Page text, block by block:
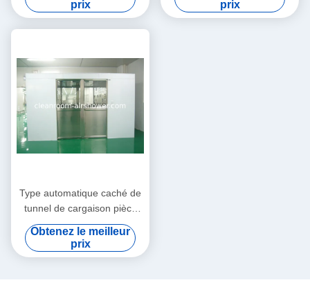
coulissantes automatiques
de feuille
prix
prix
Type automatique caché de
tunnel de cargaison pièce
propre de douche d'air avec
les portes coulissantes de
double feuille
Obtenez le meilleur
prix